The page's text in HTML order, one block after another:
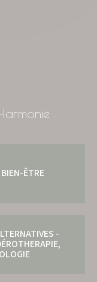
ÊTRE
-